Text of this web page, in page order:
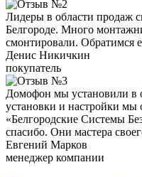
Лидеры в области продаж
Белгороде. Много
смонтировали. Обратимся
Денис Никичкин
покупатель
Домофон мы установили
установки и настройки мы
«Белгородские Системы
спасибо. Они мастера
Евгений Марков
менеджер компании